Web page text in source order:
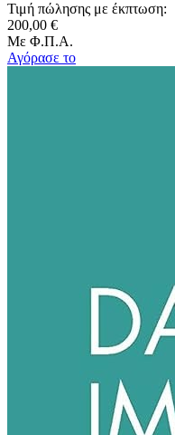
Τιμή πώλησης με έκπτωση:
200,00 €
Με Φ.Π.Α.
Αγόρασε το